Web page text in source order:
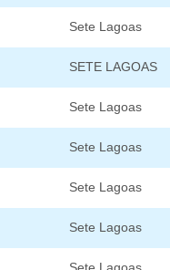
Sete Lagoas
SETE LAGOAS
Sete Lagoas
Sete Lagoas
Sete Lagoas
Sete Lagoas